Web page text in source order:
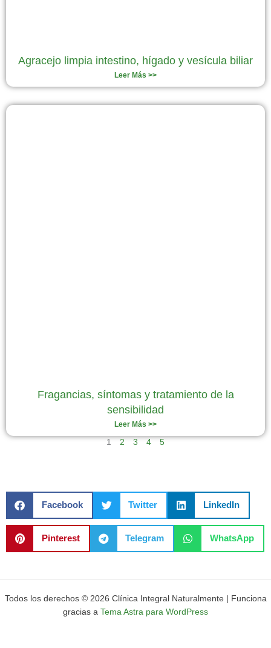
Agracejo limpia intestino, hígado y vesícula biliar
Leer Más >>
Fragancias, síntomas y tratamiento de la
sensibilidad
Leer Más >>
1 2 3 4 5
Facebook Twitter LinkedIn
Pinterest Telegram WhatsApp
Todos los derechos © 2026 Clínica Integral Naturalmente | Funciona
gracias a Tema Astra para WordPress